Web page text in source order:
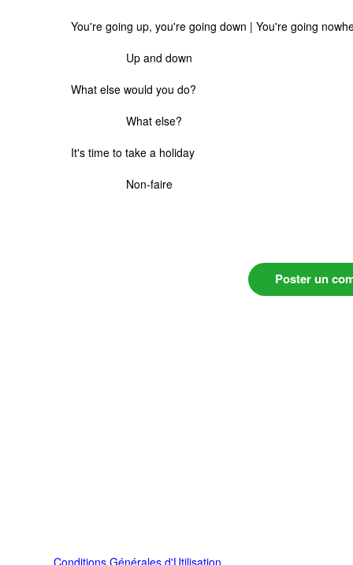
You're going up, you're going down | You're going
Up and down
What else would you do?
What else?
It's time to take a holiday
Non-faire
Poster un
Conditions Générales d'Utilisation